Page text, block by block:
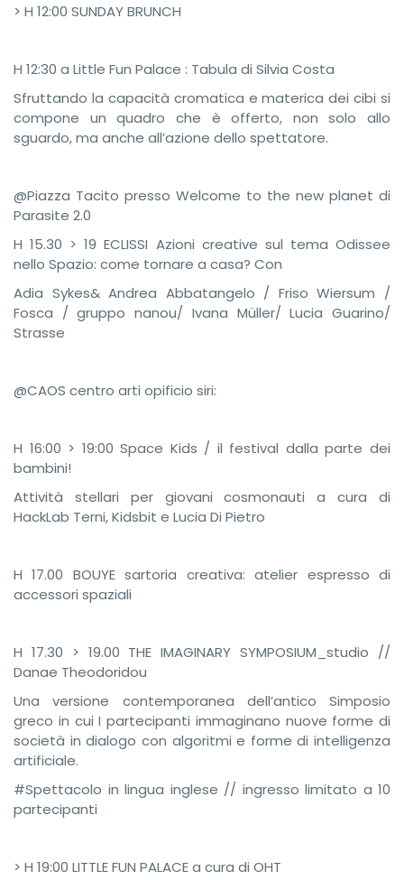
> H 12:00 SUNDAY BRUNCH
H 12:30 a Little Fun Palace : Tabula di Silvia Costa
Sfruttando la capacità cromatica e materica dei cibi si
compone un quadro che è offerto, non solo allo
sguardo, ma anche all’azione dello spettatore.
@Piazza Tacito presso Welcome to the new planet di
Parasite 2.0
H 15.30 > 19 ECLISSI Azioni creative sul tema Odissee
nello Spazio: come tornare a casa? Con
Adia Sykes& Andrea Abbatangelo / Friso Wiersum /
Fosca / gruppo nanou/ Ivana Müller/ Lucia Guarino/
Strasse
@CAOS centro arti opificio siri:
H 16:00 > 19:00 Space Kids / il festival dalla parte dei
bambini!
Attività stellari per giovani cosmonauti a cura di
HackLab Terni, Kidsbit e Lucia Di Pietro
H 17.00 BOUYE sartoria creativa: atelier espresso di
accessori spaziali
H 17.30 > 19.00 THE IMAGINARY SYMPOSIUM_studio //
Danae Theodoridou
Una versione contemporanea dell’antico Simposio
greco in cui I partecipanti immaginano nuove forme di
società in dialogo con algoritmi e forme di intelligenza
artificiale.
#Spettacolo in lingua inglese // ingresso limitato a 10
partecipanti
> H 19:00 LITTLE FUN PALACE a cura di OHT